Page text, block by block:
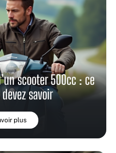
scooter 500cc : ce
savoir
plus